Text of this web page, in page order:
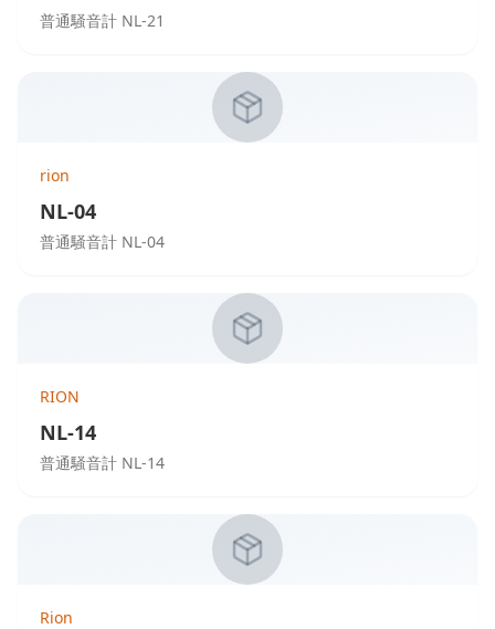
普通騒音計 NL-21
rion
NL-04
普通騒音計 NL-04
RION
NL-14
普通騒音計 NL-14
Rion